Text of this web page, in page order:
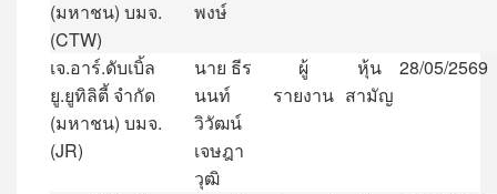
(มหาชน) บมจ.
(CTW)
พงษ์
เจ.อาร์.ดับเบิ้ล
ยู.ยูทิลิตี้ จำกัด
(มหาชน) บมจ.
(JR)
นาย ธีร
นนท์
วิวัฒน์
เจษฎา
วุฒิ
ผู้
รายงาน
หุ้น
สามัญ
28/05/2569